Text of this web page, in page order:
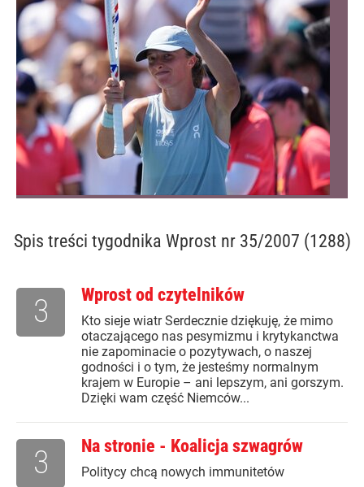
Spis treści tygodnika Wprost nr 35/2007 (1288)
Wprost od czytelników
Kto sieje wiatr Serdecznie dziękuję, że mimo
otaczającego nas pesymizmu i krytykanctwa
nie zapominacie o pozytywach, o naszej
godności i o tym, że jesteśmy normalnym
krajem w Europie – ani lepszym, ani gorszym.
Dzięki wam część Niemców...
3
Na stronie - Koalicja szwagrów
Politycy chcą nowych immunitetów
3